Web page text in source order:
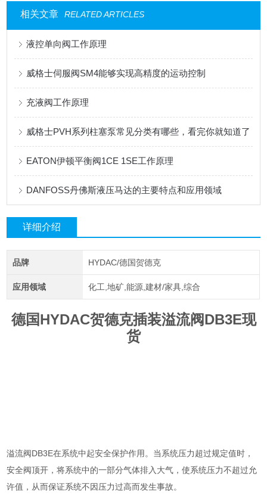
相关文章 RELATED ARTICLES
液控单向阀工作原理
威格士伺服阀SM4能够实现高精度的运动控制
充液阀工作原理
威格士PVH系列柱塞泵常见分类有哪些，看完你就知道了
EATON伊顿平衡阀1CE 1SE工作原理
DANFOSS丹佛斯液压马达的主要特点和应用领域
详细介绍
品牌 HYDAC/德国贺德克
应用领域 化工,地矿,能源,建材/家具,综合
德国HYDAC贺德克插装溢流阀DB3E现
货
溢流阀DB3E在系统中起安全保护作用。当系统压力超过规定值时，
安全阀顶开，将系统中的一部分气体排入大气，使系统压力不超过允
许值，从而保证系统不因压力过高而发生事故。